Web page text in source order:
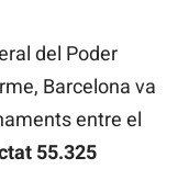
del Poder
Barcelona va
entre el
55.325